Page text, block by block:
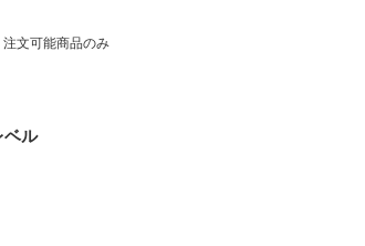
注文可能商品のみ
ベル